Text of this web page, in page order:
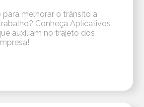
para melhorar o trânsito a
Conheça Aplicativos
auxiliam no trajeto dos